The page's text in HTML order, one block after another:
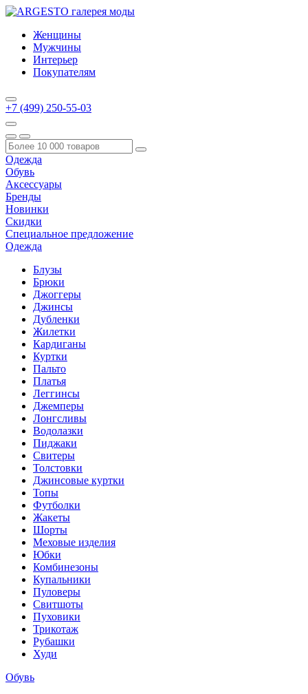
Женщины
Мужчины
Интерьер
Покупателям
+7 (499) 250-55-03
Одежда
Обувь
Аксессуары
Бренды
Новинки
Скидки
Специальное предложение
Одежда
Блузы
Брюки
Джоггеры
Джинсы
Дубленки
Жилетки
Кардиганы
Куртки
Пальто
Платья
Леггинсы
Джемперы
Лонгсливы
Водолазки
Пиджаки
Свитеры
Толстовки
Джинсовые куртки
Топы
Футболки
Жакеты
Шорты
Меховые изделия
Юбки
Комбинезоны
Купальники
Пуловеры
Свитшоты
Пуховики
Трикотаж
Рубашки
Худи
Обувь